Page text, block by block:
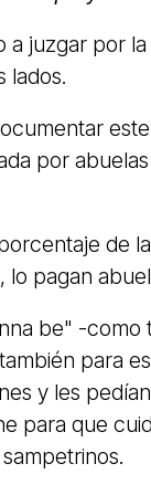
juzgar por
lados.
por
de
pagan
be" -como
para
y les
para que